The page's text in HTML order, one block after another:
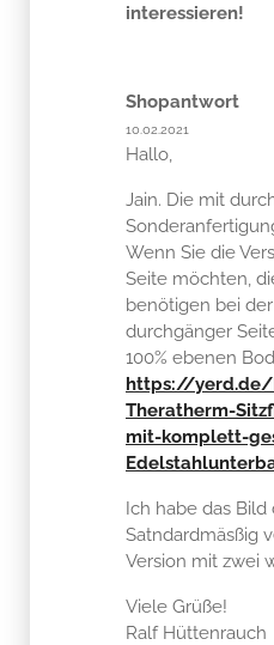
interessieren!
Shopantwort
10.02.2021
Hallo,
Jain. Die mit
Wenn Sie die
Seite möchten,
benötigen bei
durchgänger
100% ebenen
https://yerd.de/
Theratherm-
mit-komplett-
Ich habe das Bild
Satndardmäsßig
Version mit zwei
Viele Grüße!
Ralf Hüttenrauch